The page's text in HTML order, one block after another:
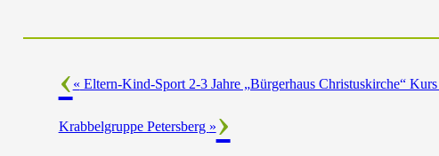
« Eltern-Kind-Sport 2-3 Jahre „Bürgerhaus Christuskirche“ Kurs
Krabbelgruppe Petersberg »